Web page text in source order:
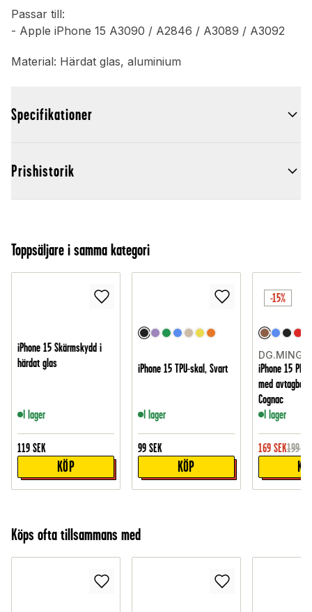
Passar till:
- Apple iPhone 15 A3090 / A2846 / A3089 / A3092
Material: Härdat glas, aluminium
Specifikationer
Prishistorik
Toppsäljare i samma kategori
iPhone 15 Skärmskydd i
härdat glas
I lager
119 SEK
KÖP
iPhone 15 TPU-skal, Svart
I lager
99 SEK
KÖP
-15%
DG.MING
iPhone 15
med
Cognac
I lager
169 SEK199
Köps ofta tillsammans med